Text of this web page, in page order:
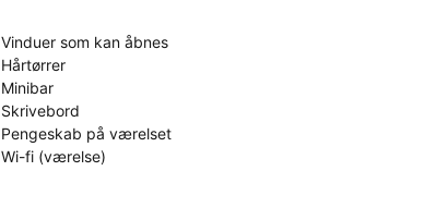
Vinduer som kan åbnes
Hårtørrer
Minibar
Skrivebord
Pengeskab på værelset
Wi-fi (værelse)